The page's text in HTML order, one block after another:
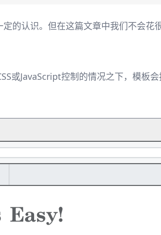
的认识。但在这篇文章中我们不会花
或JavaScript控制的情况之下，模板